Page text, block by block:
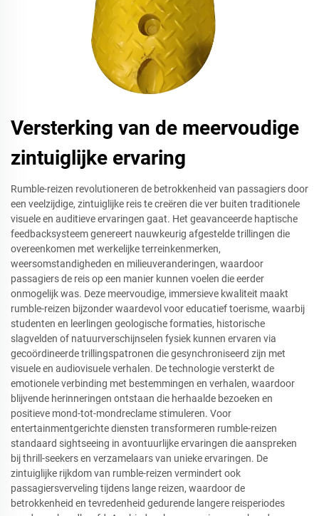
Versterking van de meervoudige
zintuiglijke ervaring
Rumble-reizen revolutioneren de betrokkenheid van passagiers door
een veelzijdige, zintuiglijke reis te creëren die ver buiten traditionele
visuele en auditieve ervaringen gaat. Het geavanceerde haptische
feedbacksysteem genereert nauwkeurig afgestelde trillingen die
overeenkomen met werkelijke terreinkenmerken,
weersomstandigheden en milieuveranderingen, waardoor
passagiers de reis op een manier kunnen voelen die eerder
onmogelijk was. Deze meervoudige, immersieve kwaliteit maakt
rumble-reizen bijzonder waardevol voor educatief toerisme, waarbij
studenten en leerlingen geologische formaties, historische
slagvelden of natuurverschijnselen fysiek kunnen ervaren via
gecoördineerde trillingspatronen die gesynchroniseerd zijn met
visuele en audiovisuele verhalen. De technologie versterkt de
emotionele verbinding met bestemmingen en verhalen, waardoor
blijvende herinneringen ontstaan die herhaalde bezoeken en
positieve mond-tot-mondreclame stimuleren. Voor
entertainmentgerichte diensten transformeren rumble-reizen
standaard sightseeing in avontuurlijke ervaringen die aanspreken
bij thrill-seekers en verzamelaars van unieke ervaringen. De
zintuiglijke rijkdom van rumble-reizen vermindert ook
passagiersverveling tijdens lange reizen, waardoor de
betrokkenheid en tevredenheid gedurende langere reisperiodes